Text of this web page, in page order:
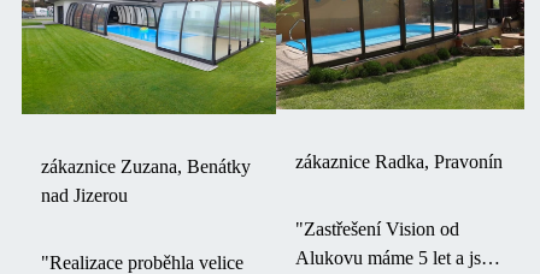
zákaznice Zuzana, Benátky
nad Jizerou
"Realizace proběhla velice
zákaznice Radka, Pravonín
"Zastřešení Vision od
Alukovu máme 5 let a jsme